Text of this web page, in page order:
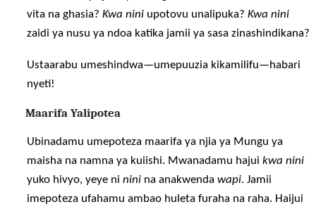
vita na ghasia?Kwa nini upotovu unalipuka?Kwa nini
zaidi ya nusu ya ndoa katika jamii ya sasa zinashindikana?
Ustaarabu umeshindwa—umepuuzia kikamilifu—habari
nyeti!
Maarifa Yalipotea
Ubinadamu umepoteza maarifa ya njia ya Mungu ya
maisha na namna ya kuiishi. Mwanadamu hajuikwa nini
yuko hivyo, yeye ninini na anakwendawapi. Jamii
imepoteza ufahamu ambao huleta furaha na raha. Haijui